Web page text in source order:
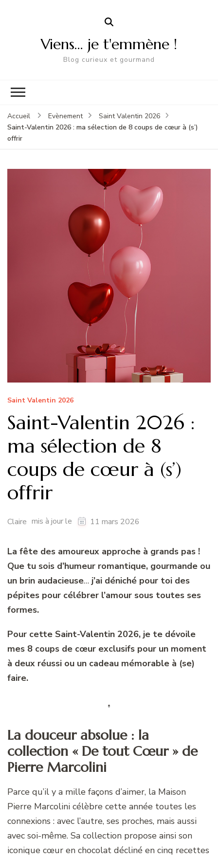
Viens… je t'emmène !
Blog curieux et gourmand
Accueil Evènement
Saint Valentin 2026
Saint-Valentin 2026 : ma sélection de 8 coups de cœur à (s’)
offrir
Saint Valentin 2026
Saint-Valentin 2026 :
ma sélection de 8
coups de cœur à (s’)
offrir
Claire mis à jour le 11 mars 2026
La fête des amoureux approche à grands pas !
Que tu sois d’humeur romantique, gourmande ou
un brin audacieuse… j’ai déniché pour toi des
pépites pour célébrer l’amour sous toutes ses
formes.
Pour cette Saint-Valentin 2026, je te dévoile
mes 8 coups de cœur exclusifs pour un moment
à deux réussi ou un cadeau mémorable à (se)
faire.
La douceur absolue : la
collection « De tout Cœur » de
Pierre Marcolini
Parce qu’il y a mille façons d’aimer, la Maison
Pierre Marcolini célèbre cette année toutes les
connexions : avec l’autre, ses proches, mais aussi
avec soi-même. Sa collection propose ainsi son
iconique cœur en chocolat décliné en cinq recettes